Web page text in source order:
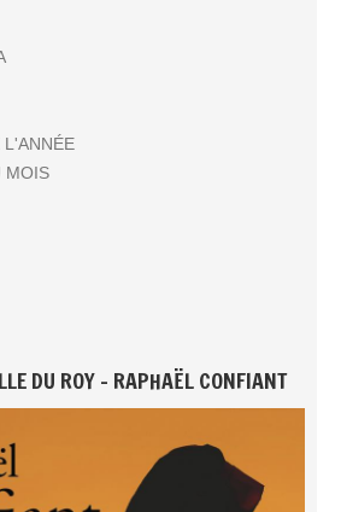
L'ANNÉE
MOIS
DU ROY - RAPHAËL CONFIANT